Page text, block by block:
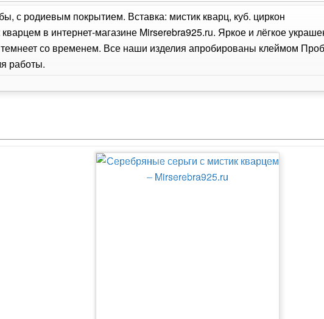
с родиевым покрытием. Вставка: мистик кварц, куб. циркон
в интернет-магазине Mirserebra925.ru. Яркое и лёгкое
со временем. Все наши изделия апробированы клеймом
работы.